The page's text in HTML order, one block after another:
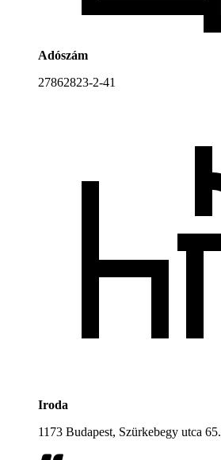
Adószám
27862823-2-41
Iroda
1173 Budapest, Szürkebegy utca 65.